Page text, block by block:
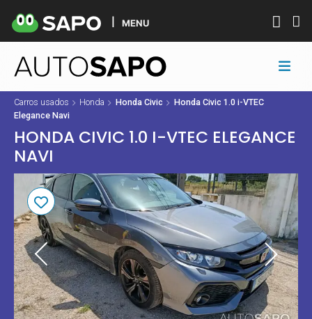
MENU
Carros usados Honda Honda Civic
Honda Civic 1.0 i-VTEC
Elegance Navi
HONDA CIVIC 1.0 I-VTEC ELEGANCE
NAVI